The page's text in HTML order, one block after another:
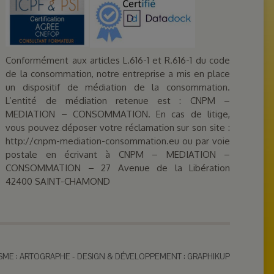
Conformément aux articles L.616-1 et R.616-1 du code
de la consommation, notre entreprise a mis en place
un dispositif de médiation de la consommation.
L’entité de médiation retenue est : CNPM –
MEDIATION – CONSOMMATION. En cas de litige,
vous pouvez déposer votre réclamation sur son site :
http://cnpm-mediation-consommation.eu ou par voie
postale en écrivant à CNPM – MEDIATION –
CONSOMMATION – 27 Avenue de la Libération
42400 SAINT-CHAMOND
: ARTOGRAPHE - DESIGN & DÉVELOPPEMENT : GRAPHIKUP